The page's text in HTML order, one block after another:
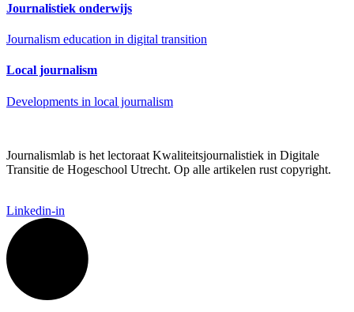
Journalistiek onderwijs
Journalism education in digital transition
Local journalism
Developments in local journalism
Journalismlab is het lectoraat Kwaliteitsjournalistiek in Digitale
Transitie de Hogeschool Utrecht. Op alle artikelen rust copyright.
Linkedin-in